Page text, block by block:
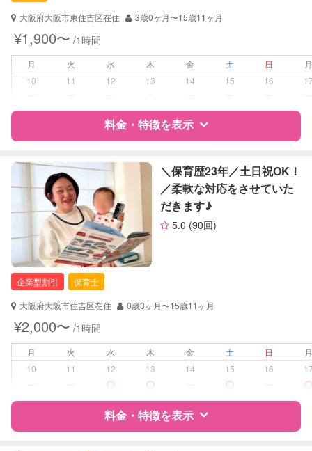
病児対応 病児、病後児、ともに不可
絵・工作レッスン
定期予約 可能
お子様の撮影
（定期特典）
対応可能
大阪府大阪市東住吉区在住
3歳0ヶ月〜15歳11ヶ月
¥1,900〜 /1時間
月 火 水 木 金 土 日
10
11 12 13 14 15 16
料金・特徴を表示
特徴 料金 レビュー
サポートの特徴
資格
自治体届出済ベビーシッター
保育士
幼稚園教諭
対応可能/特徴
送迎サポート
病児対応 病児、病後児、ともに不可
障がい児対応 対応可否は個別に相談
レッスン
絵・工作レッスン
＼保育歴23年／土日祝OK！
／柔軟な対応をさせていた
だきます♪
5.0 (90回)
企業型割引
保育士
大阪府大阪市住吉区在住
0歳3ヶ月〜15歳11ヶ月
¥2,000〜 /1時間
月 火 水 木 金 土 日
10
11 12 13 14 15 16
料金・特徴を表示